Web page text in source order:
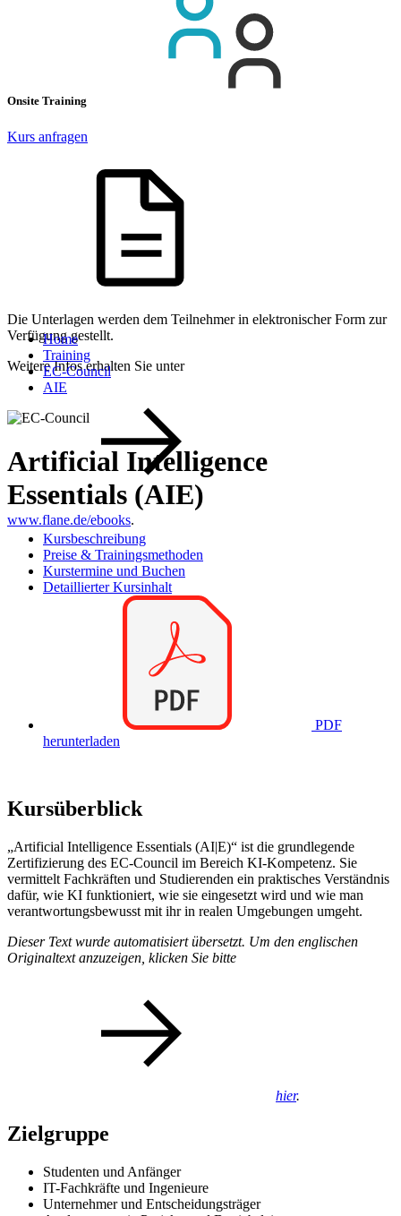
Onsite Training
Kurs anfragen
Die Unterlagen werden dem Teilnehmer in elektronischer Form zur
Verfügung gestellt.
Weitere Infos erhalten Sie unter
www.flane.de/ebooks.
Home
Training
EC-Council
AIE
Artificial Intelligence
Essentials (AIE)
Kursbeschreibung
Preise & Trainingsmethoden
Kurstermine und Buchen
Detaillierter Kursinhalt
PDF
herunterladen
Kursüberblick
„Artificial Intelligence Essentials (AI|E)“ ist die grundlegende
Zertifizierung des EC-Council im Bereich KI-Kompetenz. Sie
vermittelt Fachkräften und Studierenden ein praktisches Verständnis
dafür, wie KI funktioniert, wie sie eingesetzt wird und wie man
verantwortungsbewusst mit ihr in realen Umgebungen umgeht.
Dieser Text wurde automatisiert übersetzt. Um den englischen
Originaltext anzuzeigen, klicken Sie bitte
hier.
Zielgruppe
Studenten und Anfänger
IT-Fachkräfte und Ingenieure
Unternehmer und Entscheidungsträger